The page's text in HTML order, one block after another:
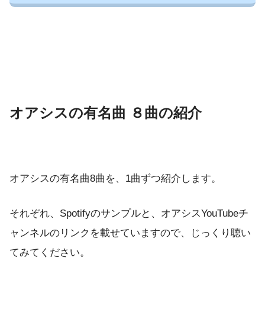
オアシスの有名曲 ８曲の紹介
オアシスの有名曲8曲を、1曲ずつ紹介します。
それぞれ、Spotifyのサンプルと、オアシスYouTubeチ
ャンネルのリンクを載せていますので、じっくり聴い
てみてください。